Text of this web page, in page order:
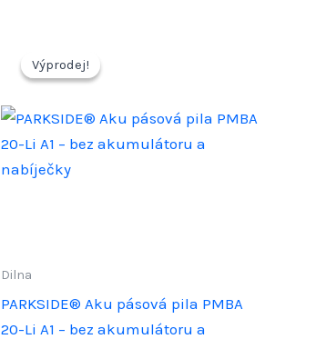
Výprodej!
Výprodej!
Dilna
PARKSIDE® Aku pásová pila PMBA
20-Li A1 – bez akumulátoru a